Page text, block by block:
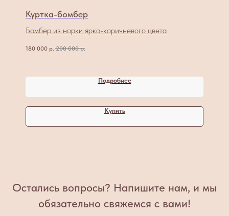
Куртка-бомбер
Бомбер из норки ярко-коричневого цвета
180 000 р. 200 000 р.
Подробнее
Купить
Остались вопросы? Напишите нам, и мы
обязательно свяжемся с вами!